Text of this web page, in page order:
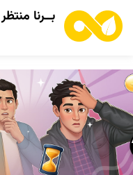
بــرنا منتظر